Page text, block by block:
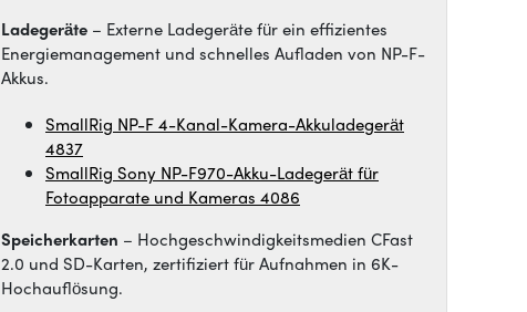
Ladegeräte – Externe Ladegeräte für ein effizientes
Energiemanagement und schnelles Aufladen von NP-F-
Akkus.
SmallRig NP-F 4-Kanal-Kamera-Akkuladegerät
4837
SmallRig Sony NP-F970-Akku-Ladegerät für
Fotoapparate und Kameras 4086
Speicherkarten – Hochgeschwindigkeitsmedien CFast
2.0 und SD-Karten, zertifiziert für Aufnahmen in 6K-
Hochauflösung.